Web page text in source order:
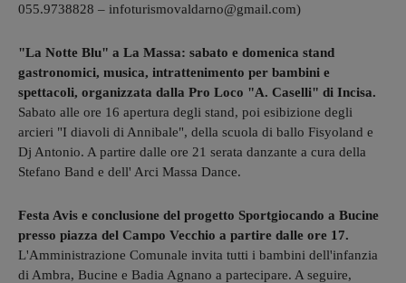
055.9738828 – infoturismovaldarno@gmail.com)
"La Notte Blu" a La Massa: sabato e domenica stand
gastronomici, musica, intrattenimento per bambini e
spettacoli, organizzata dalla Pro Loco "A. Caselli" di Incisa.
Sabato alle ore 16 apertura degli stand, poi esibizione degli
arcieri "I diavoli di Annibale", della scuola di ballo Fisyoland e
Dj Antonio. A partire dalle ore 21 serata danzante a cura della
Stefano Band e dell' Arci Massa Dance.
Festa Avis e conclusione del progetto Sportgiocando a Bucine
presso piazza del Campo Vecchio a partire dalle ore 17.
L'Amministrazione Comunale invita tutti i bambini dell'infanzia
di Ambra, Bucine e Badia Agnano a partecipare. A seguire,